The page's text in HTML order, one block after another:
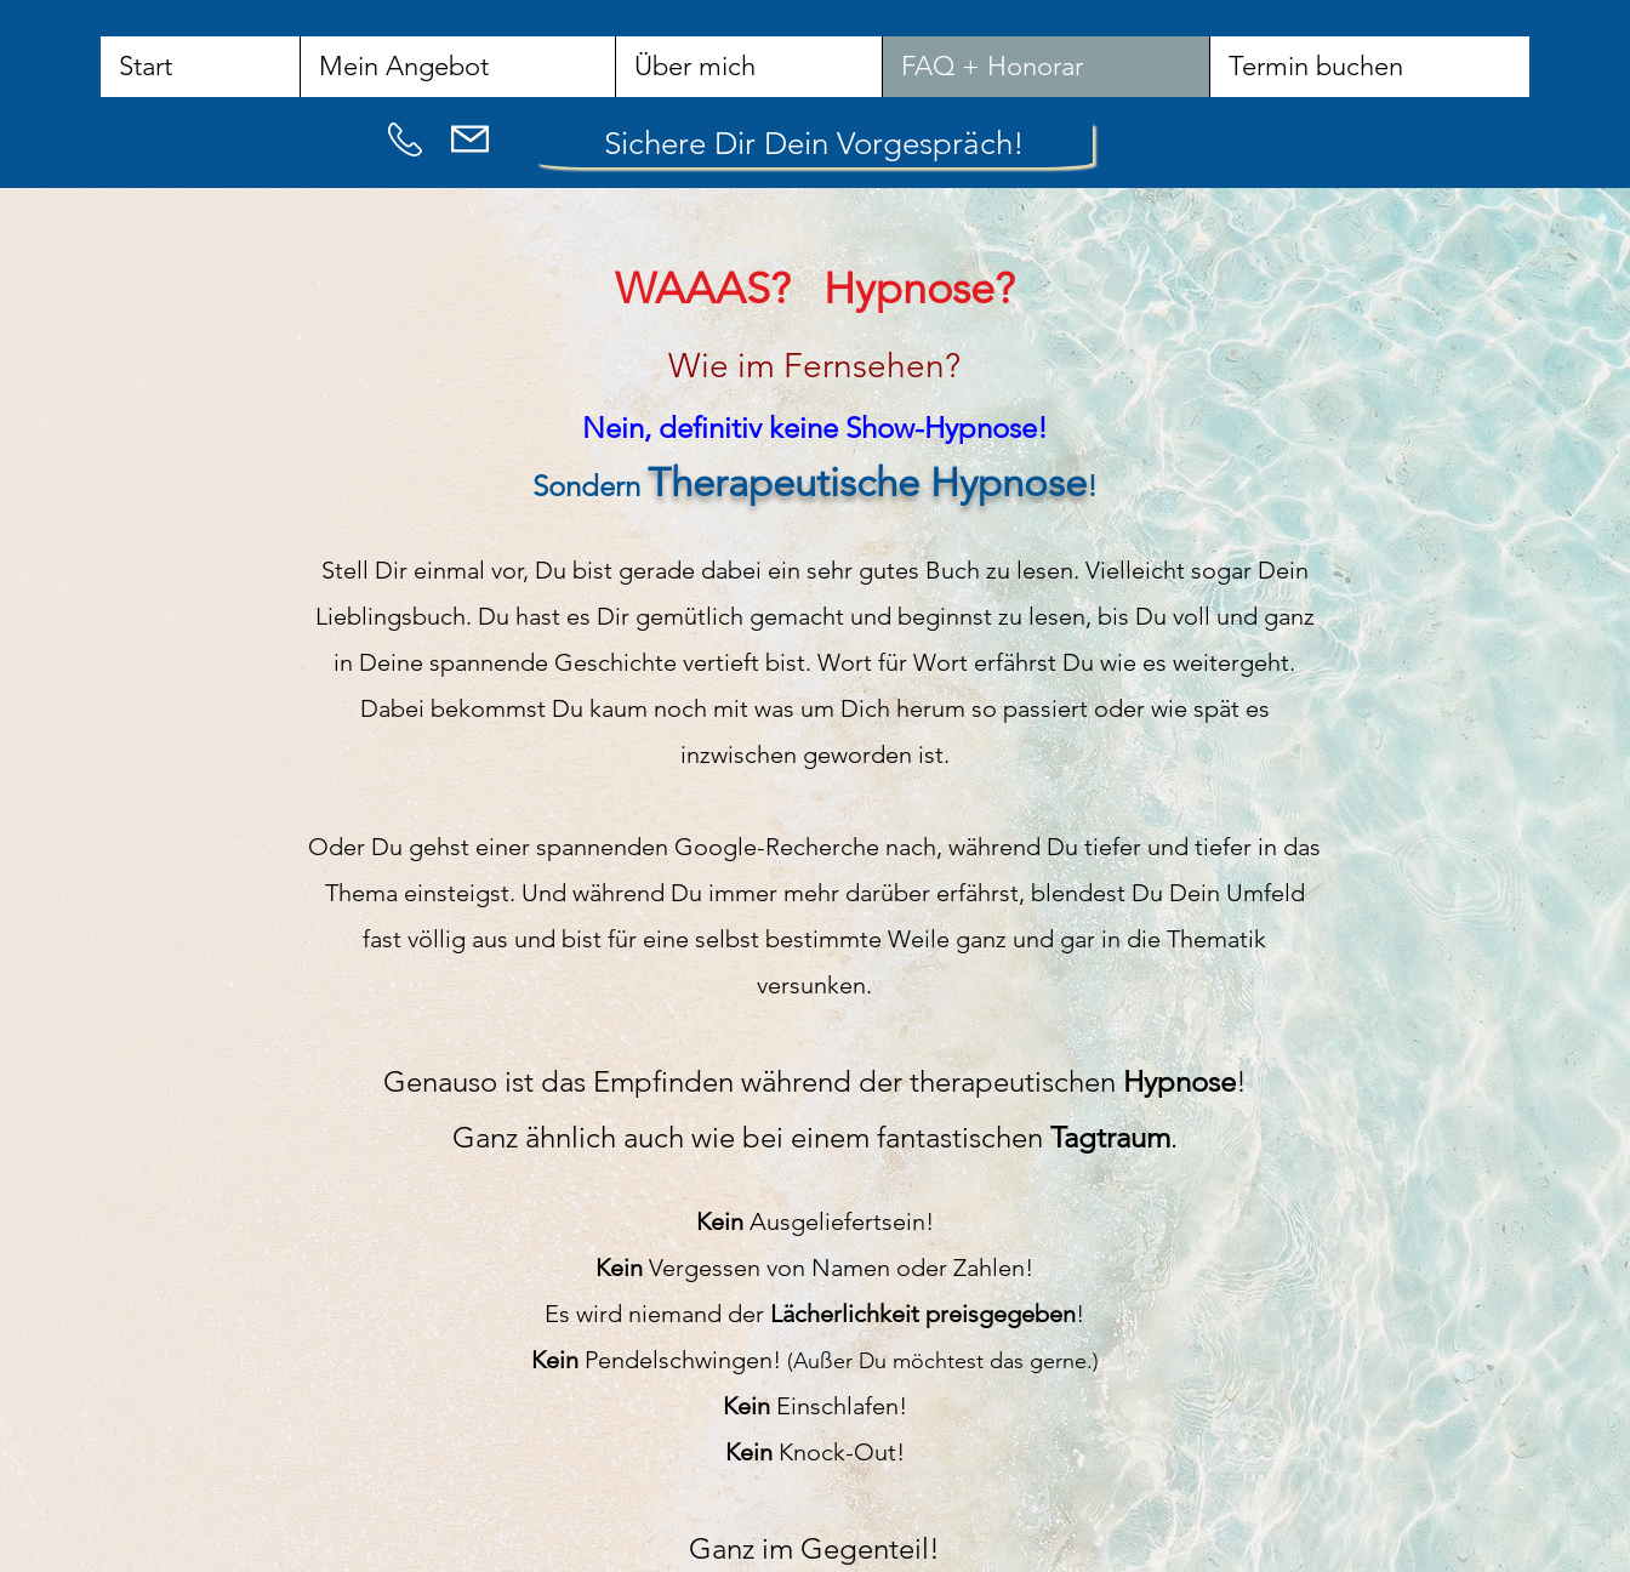
Start Mein Angebot Über mich FAQ + Honorar Termin buchen
Sichere Dir Dein Vorgespräch!
WAAAS? Hypnose?
Wie im Fernsehen?
Nein, definitiv keineShow-Hypnose!
Sondern Therapeutische Hypnose!
Stell Dir einmal vor, Du bist gerade dabei ein sehr gutes Buch zu lesen. Vielleicht sogar Dein
Lieblingsbuch. Du hast es Dir gemütlich gemacht und beginnst zu lesen, bis Duvoll und ganz
in Deine spannende Geschichte vertieft bist. Wort für Wort erfährst Du wie es weitergeht.
Dabei bekommst Du kaum noch mit was um Dich herum so passiert oder wie spät es
inzwischen geworden ist.
Oder Du gehst einer spannenden Google-Recherche nach, während Du tiefer und tiefer in das
Thema einsteigst. Und während Du immer mehr darüber erfährst, blendest Du Dein Umfeld
fast völlig aus und bist für eine selbst bestimmte Weile ganz und gar in dieThematik
versunken.
Genauso ist das Empfinden währendder therapeutischenHypnose!
Ganz ähnlich auch wie bei einem fantastischen Tagtraum.
Kein Ausgeliefertsein!
KeinVergessen von Namen oder Zahlen!
Es wird niemand der Lächerlichkeit preisgegeben!
Kein Pendelschwingen! (AußerDu möchtest das gerne.)
KeinEinschlafen!
Kein Knock-Out!
Ganz im Gegenteil!